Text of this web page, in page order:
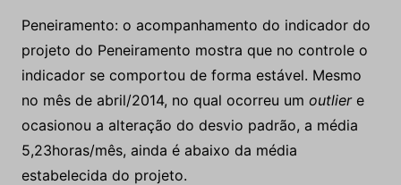
Peneiramento: o acompanhamento do indicador do
projeto do Peneiramento mostra que no controle o
indicador se comportou de forma estável. Mesmo
no mês de abril/2014, no qual ocorreu um outliere
ocasionou a alteração do desvio padrão, a média
5,23horas/mês, ainda é abaixo da média
estabelecida do projeto.